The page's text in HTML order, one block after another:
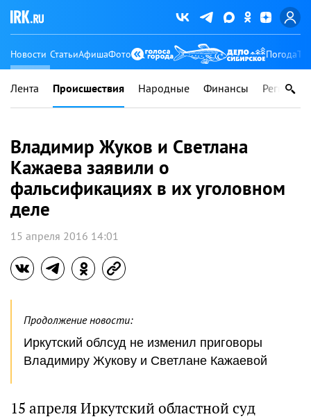
Новости СтатьиАфишаФото Погода
Лента Происшествия Народные Финансы Регионы
Владимир Жуков и Светлана
Кажаева заявили о
фальсификациях в их уголовном
деле
15 апреля 2016 14:01
Продолжение новости:
Иркутский облсуд не изменил приговоры
Владимиру Жукову и Светлане Кажаевой
15 апреля Иркутский областной суд